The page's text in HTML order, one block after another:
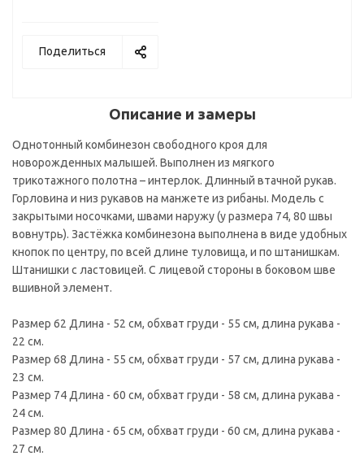
Поделиться
Описание и замеры
Однотонный комбинезон свободного кроя для
новорожденных малышей. Выполнен из мягкого
трикотажного полотна – интерлок. Длинный втачной рукав.
Горловина и низ рукавов на манжете из рибаны. Модель с
закрытыми носочками, швами наружу (у размера 74, 80 швы
вовнутрь). Застёжка комбинезона выполнена в виде удобных
кнопок по центру, по всей длине туловища, и по штанишкам.
Штанишки с ластовицей. С лицевой стороны в боковом шве
вшивной элемент.
Размер 62 Длина - 52 см, обхват груди - 55 см, длина рукава -
22 см.
Размер 68 Длина - 55 см, обхват груди - 57 см, длина рукава -
23 см.
Размер 74 Длина - 60 см, обхват груди - 58 см, длина рукава -
24 см.
Размер 80 Длина - 65 см, обхват груди - 60 см, длина рукава -
27 см.